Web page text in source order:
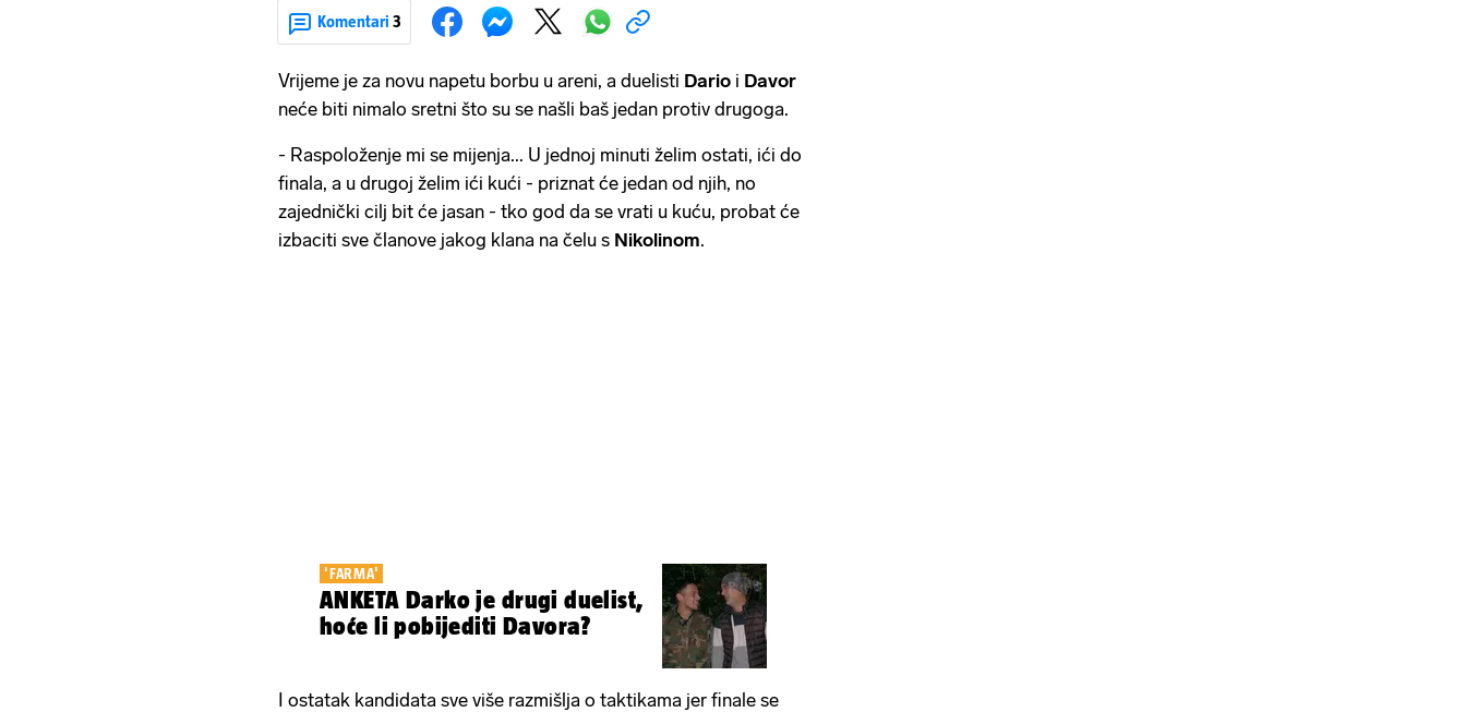
Komentari 3
Vrijeme je za novu napetu borbu u areni, a duelisti Dario i Davor
neće biti nimalo sretni što su se našli baš jedan protiv drugoga.
- Raspoloženje mi se mijenja... U jednoj minuti želim ostati, ići do
finala, a u drugoj želim ići kući - priznat će jedan od njih, no
zajednički cilj bit će jasan - tko god da se vrati u kuću, probat će
izbaciti sve članove jakog klana na čelu s Nikolinom.
'FARMA'
ANKETA Darko je drugi duelist,
hoće li pobijediti Davora?
I ostatak kandidata sve više razmišlja o taktikama jer finale se